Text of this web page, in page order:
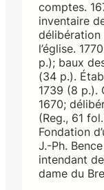
comptes.
inventaire
l’église.
p.); baux
(34 p.).
1739 (8 p.).
1670;
(Reg., 61
Fondation
J.-Ph.
intendant
dame du